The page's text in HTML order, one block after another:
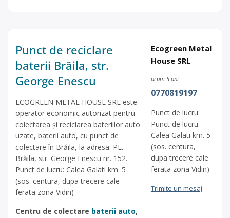
Punct de reciclare
baterii Brăila, str.
George Enescu
ECOGREEN METAL HOUSE SRL este
operator economic autorizat pentru
colectarea și reciclarea bateriilor auto
uzate, baterii auto, cu punct de
colectare în Brăila, la adresa: PL.
Brăila, str. George Enescu nr. 152.
Punct de lucru: Calea Galati km. 5
(sos. centura, dupa trecere cale
ferata zona Vidin)
Centru de colectare baterii auto,
Ecogreen Metal
House SRL
acum 5 ani
0770819197
Punct de lucru:
Punct de lucru:
Calea Galati km. 5
(sos. centura,
dupa trecere cale
ferata zona Vidin)
Trimite un mesaj